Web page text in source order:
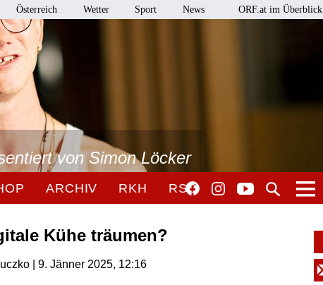
Österreich Wetter Sport News ORF.at im Überblick
von Simon Löcker
ARCHIV RKH RSO
Kühe träumen?
| 9. Jänner 2025, 12:16